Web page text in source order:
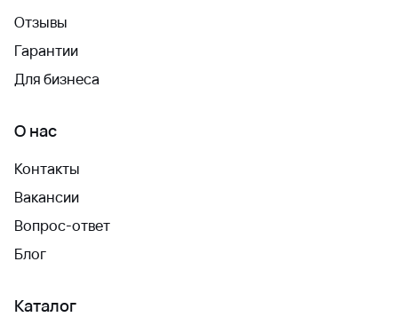
Отзывы
Гарантии
Для бизнеса
О нас
Контакты
Вакансии
Вопрос-ответ
Блог
Каталог